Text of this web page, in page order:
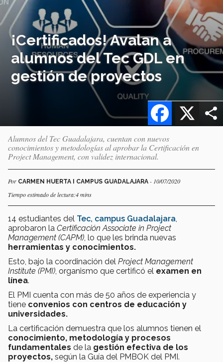
¡Certificados! Avalan a
alumnos del Tec GDL en
gestión de proyectos
X
Facebook
Alumnos del Tec Guadalajara, cuentan con nuevos
conocimientos y metodologías al aprobar la Certificación en
Project Management, con validez internacional.
Por CARMEN HUERTA I CAMPUS GUADALAJARA - 10/07/2020
Tiempo estimado de lectura:4 mins
14 estudiantes del Tec, campus Guadalajara
aprobaron la Certificación Associate in Project
Management (CAPM) , lo que les brinda nuevas
herramientas y conocimientos.
Esto, bajo la coordinación del Project Management
Institute (PMI) , organismo que certificó el examen en
línea.
El PMI cuenta con más de 50 años de experiencia y
tiene convenios con centros de educación y
universidades.
La certificación demuestra que los alumnos tienen el
conocimiento, metodología y procesos
fundamentales de la gestión efectiva de los
proyectos, según la Guía del PMBOK del PMI.